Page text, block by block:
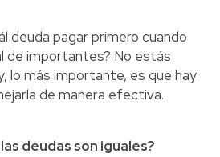
deuda pagar primero cuando
de importantes? No estás
lo más importante, es que hay
de manera efectiva.
deudas son iguales?